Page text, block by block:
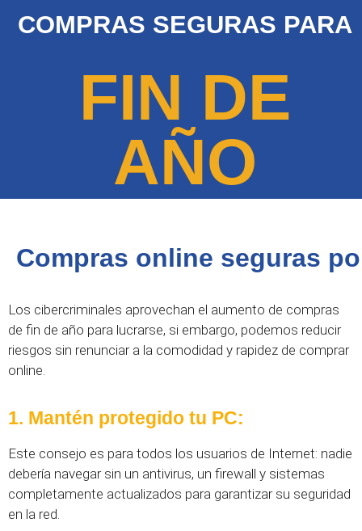
COMPRAS SEGURAS PARA
FIN DE
AÑO
Compras online seguras
Los cibercriminales aprovechan el aumento de compras
de fin de año para lucrarse, si embargo, podemos reducir
riesgos sin renunciar a la comodidad y rapidez de comprar
online.
1. Mantén protegido tu PC:
Este consejo es para todos los usuarios de Internet: nadie
debería navegar sin un antivirus, un firewall y sistemas
completamente actualizados para garantizar su seguridad
en la red.